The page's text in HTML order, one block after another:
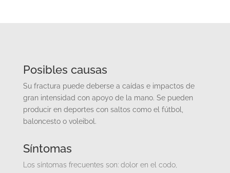
Posibles causas
Su fractura puede deberse a caídas e impactos de
gran intensidad con apoyo de la mano. Se pueden
producir en deportes con saltos como el fútbol,
baloncesto o voleibol.
Síntomas
Los síntomas frecuentes son: dolor en el codo,